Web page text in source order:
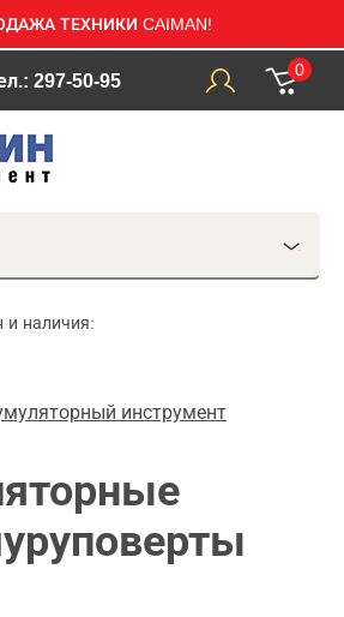
ТЕХНИКИ CAIMAN!
297-50-95
0
и наличия:
инструмент